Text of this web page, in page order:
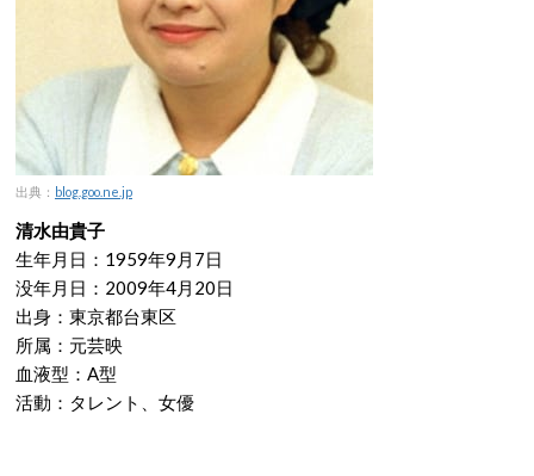
出典： blog.goo.ne.jp
清水由貴子
生年月日：1959年9月7日
没年月日：2009年4月20日
出身：東京都台東区
所属：元芸映
血液型：A型
活動：タレント、女優